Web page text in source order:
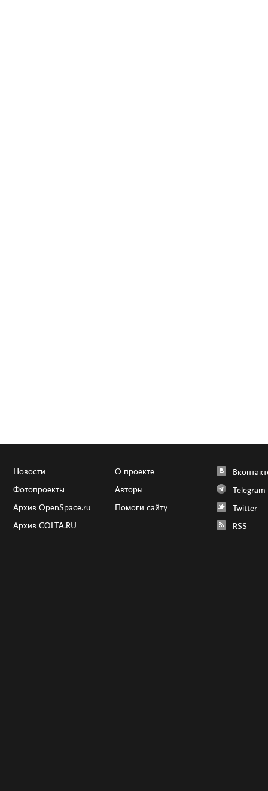
Новости
Фотопроекты
Архив OpenSpace.ru
Архив COLTA.RU
О проекте
Авторы
Помоги сайту
Telegram
Twitter
RSS